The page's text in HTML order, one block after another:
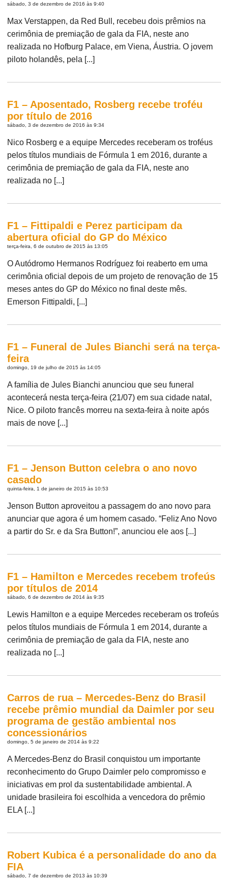
sábado, 3 de dezembro de 2016 às 9:40
Max Verstappen, da Red Bull, recebeu dois prêmios na
cerimônia de premiação de gala da FIA, neste ano
realizada no Hofburg Palace, em Viena, Áustria. O jovem
piloto holandês, pela [...]
F1 – Aposentado, Rosberg recebe troféu
por título de 2016
sábado, 3 de dezembro de 2016 às 9:34
Nico Rosberg e a equipe Mercedes receberam os troféus
pelos títulos mundiais de Fórmula 1 em 2016, durante a
cerimônia de premiação de gala da FIA, neste ano
realizada no [...]
F1 – Fittipaldi e Perez participam da
abertura oficial do GP do México
terça-feira, 6 de outubro de 2015 às 13:05
O Autódromo Hermanos Rodríguez foi reaberto em uma
cerimônia oficial depois de um projeto de renovação de 15
meses antes do GP do México no final deste mês.
Emerson Fittipaldi, [...]
F1 – Funeral de Jules Bianchi será na terça-
feira
domingo, 19 de julho de 2015 às 14:05
A família de Jules Bianchi anunciou que seu funeral
acontecerá nesta terça-feira (21/07) em sua cidade natal,
Nice. O piloto francês morreu na sexta-feira à noite após
mais de nove [...]
F1 – Jenson Button celebra o ano novo
casado
quinta-feira, 1 de janeiro de 2015 às 10:53
Jenson Button aproveitou a passagem do ano novo para
anunciar que agora é um homem casado. “Feliz Ano Novo
a partir do Sr. e da Sra Button!”, anunciou ele aos [...]
F1 – Hamilton e Mercedes recebem trofeús
por títulos de 2014
sábado, 6 de dezembro de 2014 às 9:35
Lewis Hamilton e a equipe Mercedes receberam os trofeús
pelos títulos mundiais de Fórmula 1 em 2014, durante a
cerimônia de premiação de gala da FIA, neste ano
realizada no [...]
Carros de rua – Mercedes-Benz do Brasil
recebe prêmio mundial da Daimler por seu
programa de gestão ambiental nos
concessionários
domingo, 5 de janeiro de 2014 às 9:22
A Mercedes-Benz do Brasil conquistou um importante
reconhecimento do Grupo Daimler pelo compromisso e
iniciativas em prol da sustentabilidade ambiental. A
unidade brasileira foi escolhida a vencedora do prêmio
ELA [...]
Robert Kubica é a personalidade do ano da
FIA
sábado, 7 de dezembro de 2013 às 10:39